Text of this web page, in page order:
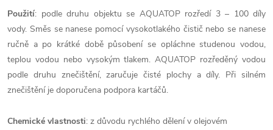
Použití: podle druhu objektu se AQUATOP rozředí 3 – 100 díly
vody. Směs se nanese pomocí vysokotlakého čistič nebo se nanese
ručně a po krátké době působení se opláchne studenou vodou,
teplou vodou nebo vysokým tlakem. AQUATOP rozředěný vodou
podle druhu znečištění, zaručuje čisté plochy a díly. Při silném
znečištění je doporučena podpora kartáčů.
Chemické vlastnosti: z důvodu rychlého dělení v olejovém